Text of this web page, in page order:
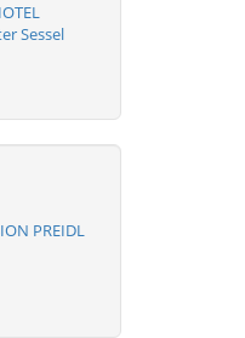
Sessel
PREIDL